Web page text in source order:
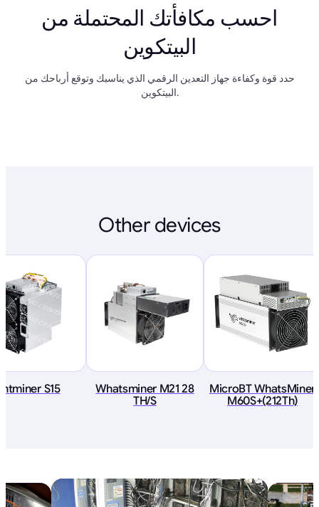
احسب مكافأتك المحتملة من
البيتكوين
حدد قوة وكفاءة جهاز التعدين الرقمي الذي يناسبك وتوقع أرباحك من
البيتكوين.
Other devices
S15
Whatsminer M21 28
TH/S
MicroBT WhatsMiner
M60S+(212Th)